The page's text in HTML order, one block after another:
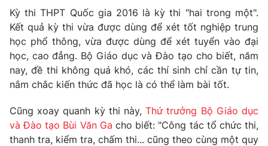
Nhân vật
Khán giả
Giải sao mai
Âm nhạc
Sao
Đời sống
Du lịch
Làm đẹp
Chất lượng cuộc sống
Giáo dục
Tuyển sinh
Công nghệ
Hitech Công nghệ tương lai
Sản phẩm
Giao lưu trực tuyến
Kỳ thi THPT Quốc gia 2016 là kỳ thi "hai trong một".
Kết quả kỳ thi vừa được dùng để xét tốt nghiệp trung
học phổ thông, vừa được dùng để xét tuyển vào đại
học, cao đẳng. Bộ Giáo dục và Đào tạo cho biết, năm
nay, đề thi không quá khó, các thí sinh chỉ cần tự tin,
nắm chắc kiến thức đã học là có thể làm bài tốt.
Cũng xoay quanh kỳ thi này,Thứ trưởng Bộ Giáo dục
và Đào tạo Bùi Văn Ga cho biết: "Công tác tổ chức thi,
thanh tra, kiểm tra, chấm thi... cũng theo cùng một quy